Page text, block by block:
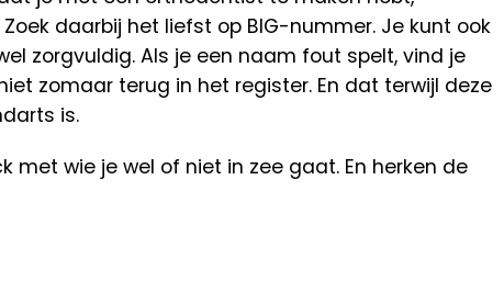
Zoek daarbij het liefst op BIG-nummer. Je kunt ook
zorgvuldig. Als je een naam fout spelt, vind je
zomaar terug in het register. En dat terwijl deze
is.
met wie je wel of niet in zee gaat. En herken de